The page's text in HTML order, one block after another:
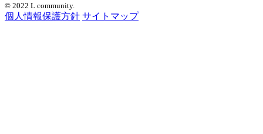
© 2022 L community.
個人情報保護方針 サイトマップ